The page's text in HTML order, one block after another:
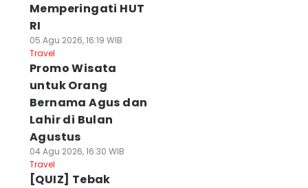
Memperingati HUT
RI
05 Agu 2026, 16:19 WIB
Travel
Promo Wisata
untuk Orang
Bernama Agus dan
Lahir di Bulan
Agustus
04 Agu 2026, 16:30 WIB
Travel
[QUIZ] Tebak